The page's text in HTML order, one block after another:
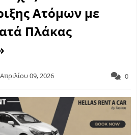
Ατόμων με
Πλάκας
Απριλίου 09, 2026 0